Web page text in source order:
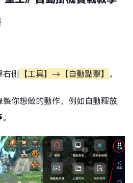
右側 【工具】→【自動點擊】 。
你想做的動作，例如自動釋放